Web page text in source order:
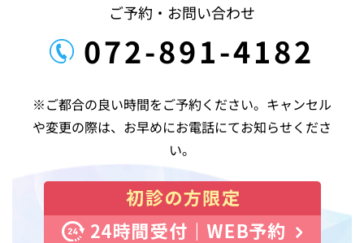
ご予約・お問い合わせ
072-891-4182
※ご都合の良い時間をご予約ください。キャンセル
や変更の際は、お早めにお電話にてお知らせくださ
い。